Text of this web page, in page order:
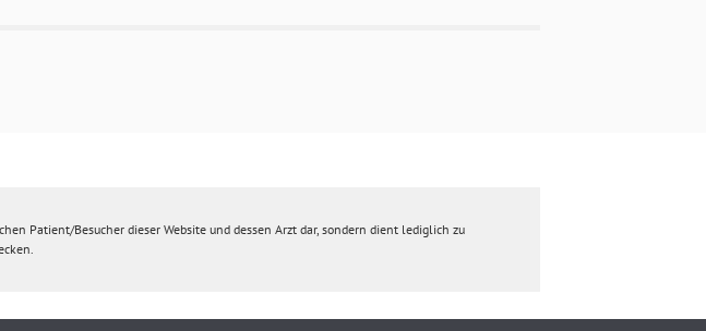
Patient/Besucher dieser Website und dessen Arzt dar, sondern dient lediglich zu